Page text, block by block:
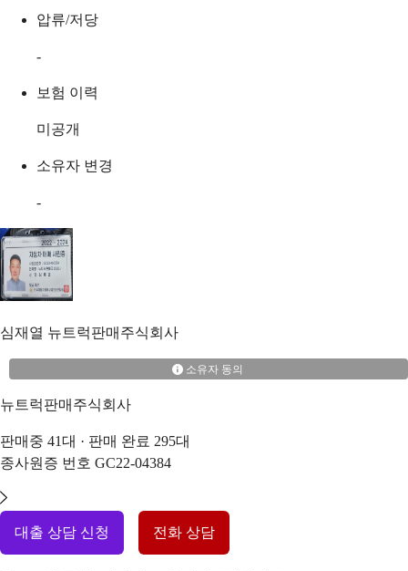
압류/저당
-
보험 이력
미공개
소유자 변경
-
심재열 뉴트럭판매주식회사
소유자 동의
뉴트럭판매주식회사
판매중 41대 · 판매 완료 295대
종사원증 번호 GC22-04384
대출 상담 신청 전화 상담